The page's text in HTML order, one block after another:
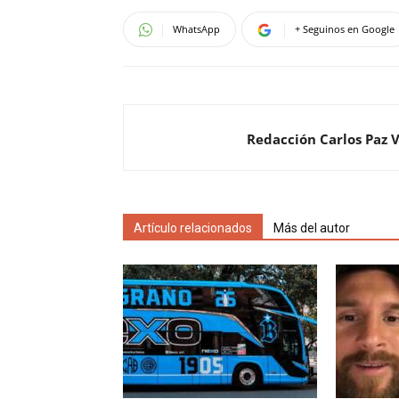
WhatsApp + Seguinos en Google
Redacción Carlos Paz
Artículo relacionados Más del autor